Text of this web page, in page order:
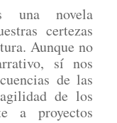
una novela
certezas
Aunque no
sí nos
de las
de los
a proyectos